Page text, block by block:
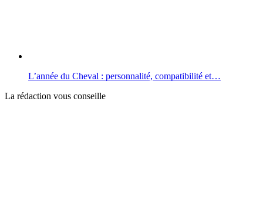
L’année du Cheval : personnalité, compatibilité et…
La rédaction vous conseille